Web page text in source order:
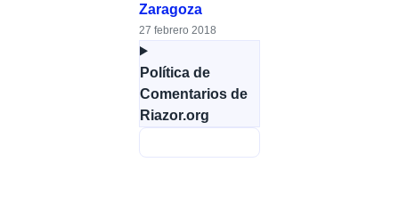
Zaragoza
27 febrero 2018
Política de
Comentarios de
Riazor.org